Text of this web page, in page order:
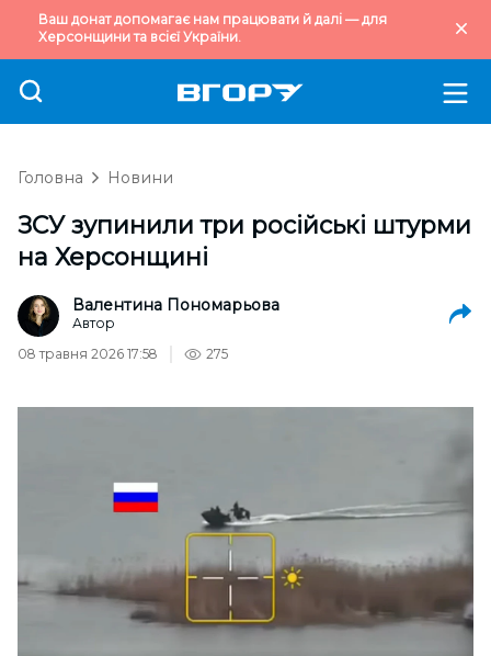
Ваш донат допомагає нам працювати й далі — для
Херсонщини та всієї України.
Головна Новини
ЗСУ зупинили три російські штурми
на Херсонщині
Валентина Пономарьова
Автор
08 травня 2026 17:58
275